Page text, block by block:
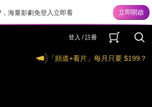
海量影劇免登入立即看
登入 / 註冊
「頻道+看片」每月只要 $199？